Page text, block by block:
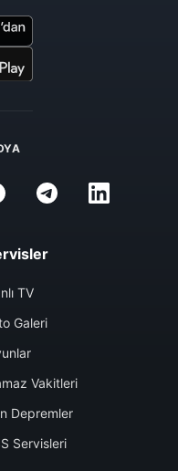
TV
Galeri
Vakitleri
Depremler
Servisleri